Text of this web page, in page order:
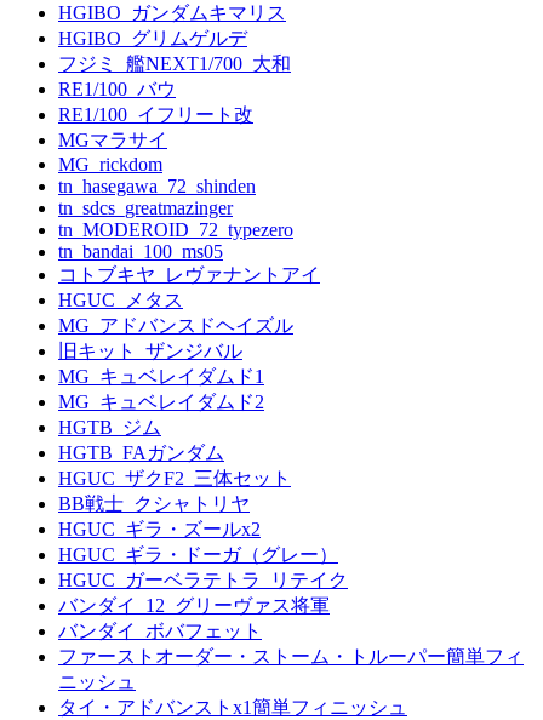
HGIBO_ガンダムキマリス
HGIBO_グリムゲルデ
フジミ_艦NEXT1/700_大和
RE1/100_バウ
RE1/100_イフリート改
MGマラサイ
MG_rickdom
tn_hasegawa_72_shinden
tn_sdcs_greatmazinger
tn_MODEROID_72_typezero
tn_bandai_100_ms05
コトブキヤ_レヴァナントアイ
HGUC_メタス
MG_アドバンスドヘイズル
旧キット_ザンジバル
MG_キュベレイダムド1
MG_キュベレイダムド2
HGTB_ジム
HGTB_FAガンダム
HGUC_ザクF2_三体セット
BB戦士_クシャトリヤ
HGUC_ギラ・ズールx2
HGUC_ギラ・ドーガ（グレー）
HGUC_ガーベラテトラ_リテイク
バンダイ_12_グリーヴァス将軍
バンダイ_ボバフェット
ファーストオーダー・ストーム・トルーパー簡単フィ
ニッシュ
タイ・アドバンストx1簡単フィニッシュ